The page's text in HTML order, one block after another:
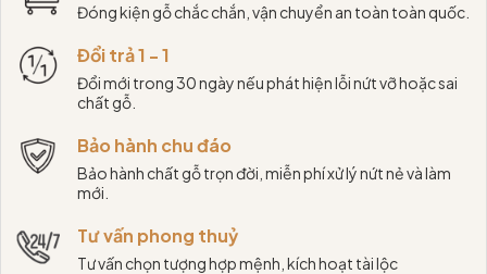
Đóng kiện gỗ chắc chắn, vận chuyển an toàn toàn quốc.
Đổi trả 1 - 1
Đổi mới trong 30 ngày nếu phát hiện lỗi nứt vỡ hoặc sai
chất gỗ.
Bảo hành chu đáo
Bảo hành chất gỗ trọn đời, miễn phí xử lý nứt nẻ và làm
mới.
Tư vấn phong thuỷ
Tư vấn chọn tượng hợp mệnh, kích hoạt tài lộc